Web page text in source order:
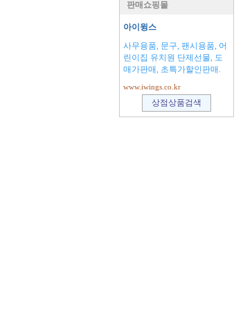
판매쇼핑몰
아이윙스
사무용품, 문구, 팬시용품, 어
린이집 유치원 단제선물, 도
매가판매, 초특가할인판매.
www.iwings.co.kr